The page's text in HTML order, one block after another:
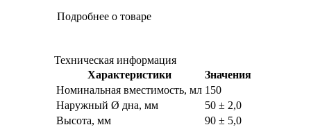
Подробнее о товаре
Техническая информация
Характеристики
Значения
Номинальная вместимость, мл 150
Наружный Ø дна, мм
50 ± 2,0
Высота, мм
90 ± 5,0